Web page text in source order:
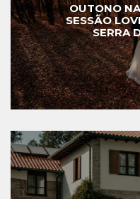
OUTONO
SESSÃO
SERRA